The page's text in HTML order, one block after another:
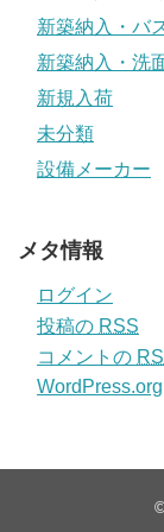
新築納入・バ
新築納入・洗
新規入荷
未分類
設備メーカー
メタ情報
ログイン
投稿の RSS
コメントの
WordPress.org